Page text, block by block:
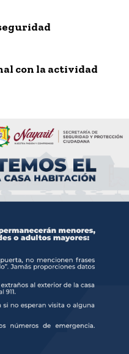
con la actividad